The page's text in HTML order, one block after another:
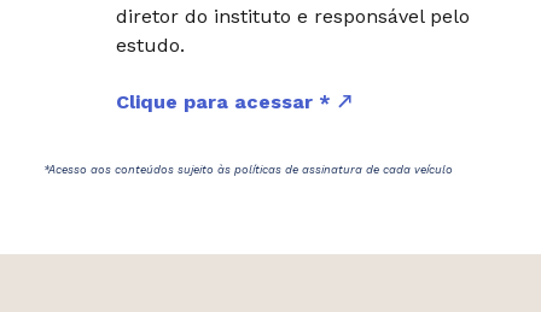
diretor do instituto e responsável pelo
estudo.
Clique para acessar *
*Acesso aos conteúdos sujeito às políticas de assinatura de cada veículo